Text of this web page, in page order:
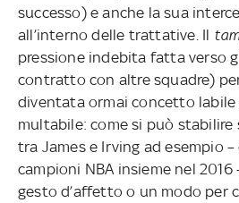
successo) e anche la sua
all’interno delle trattative. Il
pressione indebita fatta verso
contratto con altre squadre)
diventata ormai concetto
multabile: come si può
tra James e Irving ad esempio
campioni NBA insieme nel
gesto d’affetto o un modo per